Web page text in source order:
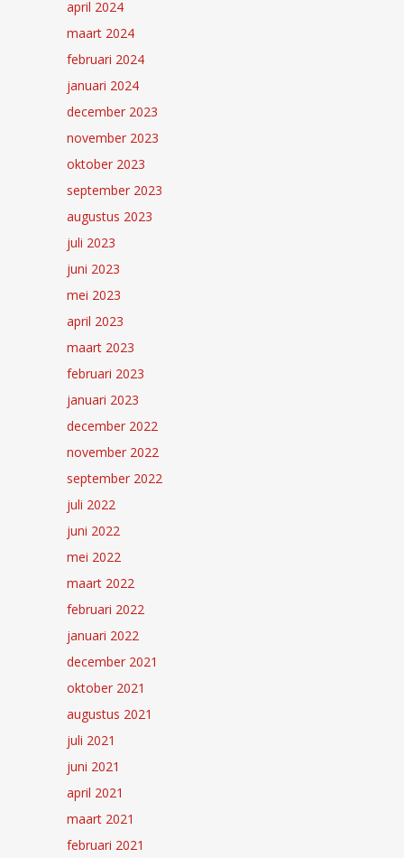
april 2024
maart 2024
februari 2024
januari 2024
december 2023
november 2023
oktober 2023
september 2023
augustus 2023
juli 2023
juni 2023
mei 2023
april 2023
maart 2023
februari 2023
januari 2023
december 2022
november 2022
september 2022
juli 2022
juni 2022
mei 2022
maart 2022
februari 2022
januari 2022
december 2021
oktober 2021
augustus 2021
juli 2021
juni 2021
april 2021
maart 2021
februari 2021